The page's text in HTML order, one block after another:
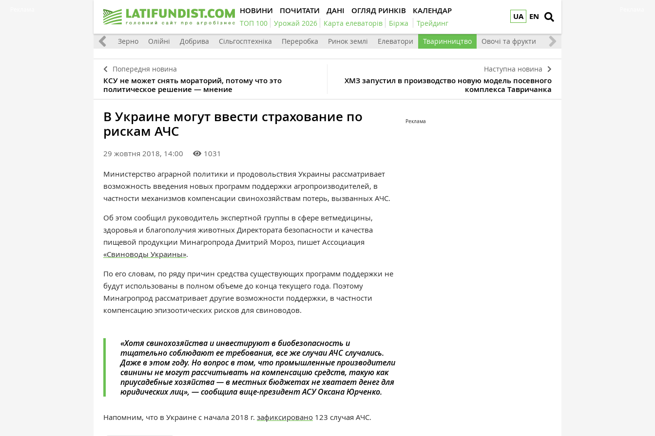
UA EN
НОВИНИ ПОЧИТАТИ ДАНІ ОГЛЯД РИНКІВ КАЛЕНДАР
ТОП 100 Урожай 2026 Карта елеваторів Біржа Трейдинг
Світ Зерно Олійні Добрива Сільгосптехніка Переробка Ринок землі Елеватори Тваринництво Овочі та фрукти
Попередня новина
КСУ не может снять мораторий, потому что это
политическое решение — мнение
Наступна новина
ХМЗ запустил в производство новую модель посевного
комплекса Тавричанка
В Украине могут ввести страхование по
рискам АЧС
29 жовтня 2018, 14:00 1031
Министерство аграрной политики и продовольствия Украины рассматривает
возможность введения новых программ поддержки агропроизводителей, в
частности механизмов компенсации свинохозяйствам потерь, вызванных АЧС.
Об этом сообщил руководитель экспертной группы в сфере ветмедицины,
здоровья и благополучия животных Директората безопасности и качества
пищевой продукции Минагропрода Дмитрий Мороз, пишет Ассоциация
«Свиноводы Украины».
По его словам, по ряду причин средства существующих программ поддержки не
будут использованы в полном объеме до конца текущего года. Поэтому
Минагропрод рассматривает другие возможности поддержки, в частности
компенсацию эпизоотических рисков для свиноводов.
«Хотя свинохозяйства и инвестируют в биобезопасность и
тщательно соблюдают ее требования, все же случаи АЧС случались.
Даже в этом году. Но вопрос в том, что промышленные производители
свинины не могут рассчитывать на компенсацию средств, такую как
приусадебные хозяйства — в местных бюджетах не хватает денег для
юридических лиц», — сообщила вице-президент АСУ Оксана Юрченко.
Напомним, что в Украине с начала 2018 г. зафиксировано 123 случая АЧС.
Реклама